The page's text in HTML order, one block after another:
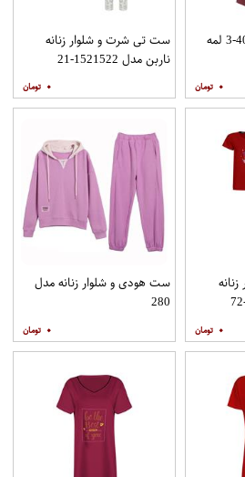
۰
ست تی شرت و شلوار زنانه
ناربن مدل 1521522-21
۰
۰
ست هودی و شلوار زنانه مدل
280
۰